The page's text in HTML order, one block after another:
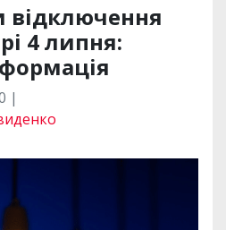
відключення
4 липня:
|